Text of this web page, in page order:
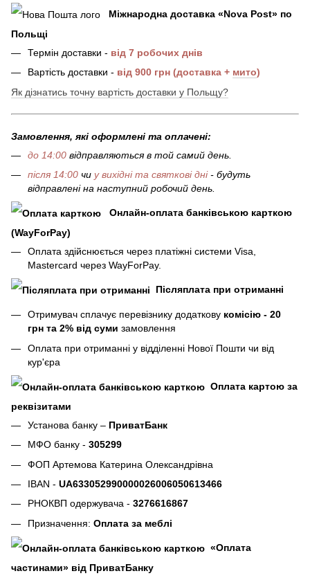
Міжнародна доставка «Nova Post» по
Польщі
Термін доставки - від 7 робочих днів
Вартість доставки - від 900 грн (доставка + мито)
Як дізнатись точну вартість доставки у Польщу?
Замовлення, які оформлені та оплачені:
до 14:00 відправляються в той самий день.
після 14:00 чи у вихідні та святкові дні- будуть
відправлені на наступний робочий день.
Онлайн-оплата банківською карткою
(WayForPay)
Оплата здійснюється через платіжні системи Visa,
Mastercard через WayForPay.
Післяплата при отриманні
Отримувач сплачує перевізнику додаткову комісію - 20
грн та 2% від суми замовлення
Оплата при отриманні у відділенні Нової Пошти чи від
кур'єра
Оплата картою за
реквізитами
Установа банку – ПриватБанк
МФО банку - 305299
ФОП Артемова Катерина Олександрівна
IBAN - UA633052990000026006050613466
РНОКВП одержувача - 3276616867
Призначення: Оплата за меблі
«Оплата
частинами» від ПриватБанку